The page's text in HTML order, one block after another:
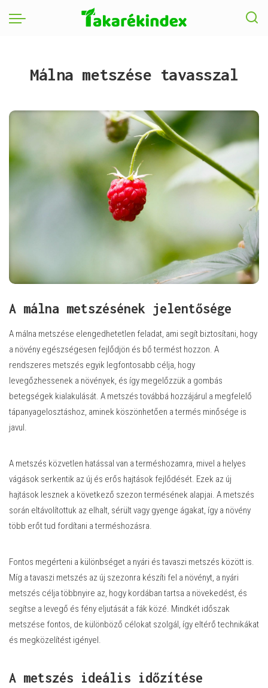
Málna metszése tavasszal
A málna metszésének jelentősége
A málna metszése elengedhetetlen feladat, ami segít biztosítani, hogy
a növény egészségesen fejlődjön és bő termést hozzon. A
rendszeres metszés egyik legfontosabb célja, hogy
levegőzhessenek a növények, és így megelőzzük a gombás
betegségek kialakulását. A metszés továbbá hozzájárul a megfelelő
tápanyagelosztáshoz, aminek köszönhetően a termés minősége is
javul.
A metszés közvetlen hatással van a terméshozamra, mivel a helyes
vágások serkentik az új és erős hajtások fejlődését. Ezek az új
hajtások lesznek a következő szezon termésének alapjai. A metszés
során eltávolítottuk az elhalt, sérült vagy gyenge ágakat, így a növény
több erőt tud fordítani a terméshozásra.
Fontos megérteni a különbséget a nyári és tavaszi metszés között is.
Míg a tavaszi metszés az új szezonra készíti fel a növényt, a nyári
metszés célja többnyire az, hogy kordában tartsa a növekedést, és
segítse a levegő és fény eljutását a fák közé. Mindkét időszak
metszése fontos, de különböző célokat szolgál, így eltérő technikákat
és megközelítést igényel.
A metszés ideális időzítése